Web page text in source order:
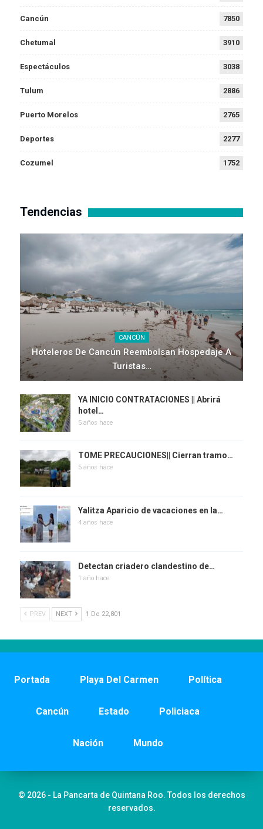
Cancún 7850
Chetumal 3910
Espectáculos 3038
Tulum 2886
Puerto Morelos 2765
Deportes 2277
Cozumel 1752
Tendencias
CANCÚN
Hoteleros De Cancún Reembolsan Hospedaje A
Turistas…
YA INICIO CONTRATACIONES || Abrirá
hotel…
5 años hace
TOME PRECAUCIONES|| Cierran tramo…
5 años hace
Yalitza Aparicio de vacaciones en la…
4 años hace
Detectan criadero clandestino de…
1 año hace
PREV NEXT 1 De 22,801
Portada Playa Del Carmen Política
Cancún Estado Policiaca
Nación Mundo
© 2026 - La Pancarta de Quintana Roo. Todos los derechos
reservados.